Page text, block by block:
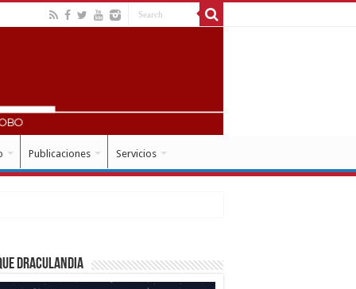
Publicaciones Servicios
Draculandia